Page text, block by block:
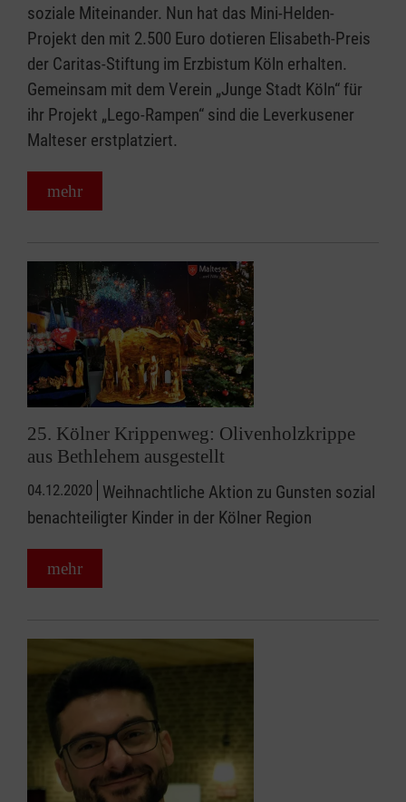
soziale Miteinander. Nun hat das Mini-Helden-
Projekt den mit 2.500 Euro dotieren Elisabeth-Preis
der Caritas-Stiftung im Erzbistum Köln erhalten.
Gemeinsam mit dem Verein „Junge Stadt Köln“ für
ihr Projekt „Lego-Rampen“ sind die Leverkusener
Malteser erstplatziert.
mehr
25. Kölner Krippenweg: Olivenholzkrippe
aus Bethlehem ausgestellt
04.12.2020 Weihnachtliche Aktion zu Gunsten sozial
benachteiligter Kinder in der Kölner Region
mehr